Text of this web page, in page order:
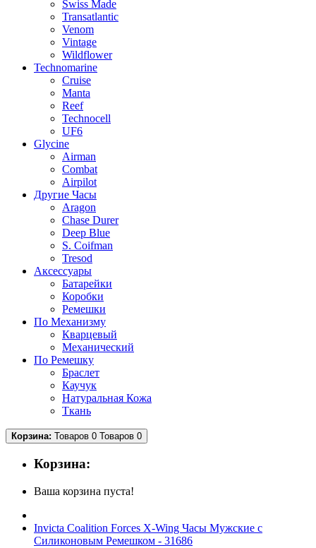
Swiss Made
Transatlantic
Venom
Vintage
Wildflower
Technomarine
Cruise
Manta
Reef
Technocell
UF6
Glycine
Airman
Combat
Airpilot
Другие Часы
Aragon
Chase Durer
Deep Blue
S. Coifman
Tresod
Аксессуары
Батарейки
Коробки
Ремешки
По Механизму
Кварцевый
Механический
По Ремешку
Браслет
Каучук
Натуральная Кожа
Ткань
Корзина: Товаров 0 Товаров 0
Корзина:
Ваша корзина пуста!
Invicta Coalition Forces X-Wing Часы Мужские с
Силиконовым Ремешком - 31686